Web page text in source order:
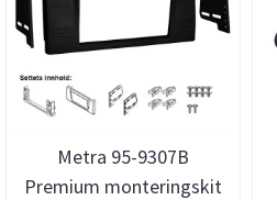
Metra 95-9307B
Premium monteringskit